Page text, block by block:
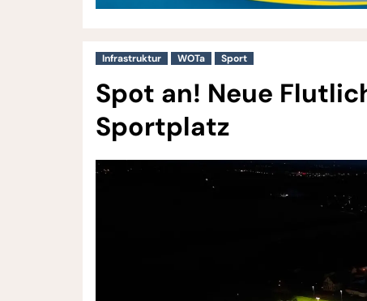
Infrastruktur WOTa Sport
Spot an! Neue
Sportplatz